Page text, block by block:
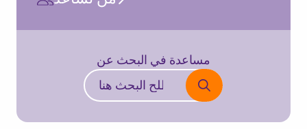
مساعدة في البحث عن